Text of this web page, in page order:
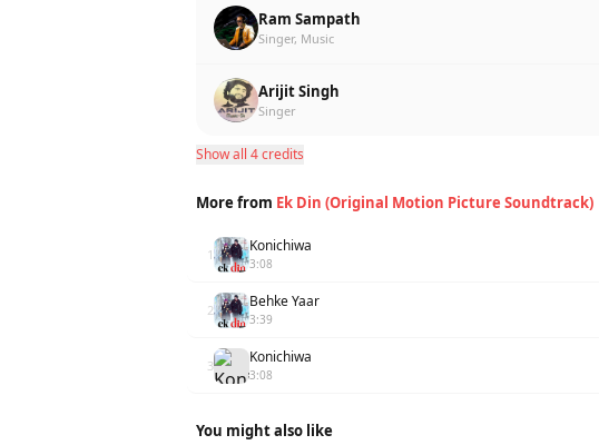
Ram Sampath
Singer, Music
Arijit Singh
Singer
Show all 4 credits
More from Ek Din (Original Motion Picture Soundtrack)
1 Konichiwa
3:08
2 Behke Yaar
3:39
3 Konichiwa
3:08
You might also like